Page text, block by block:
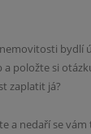
bydlí
položte si
zaplatit já?
a nedaří se vám